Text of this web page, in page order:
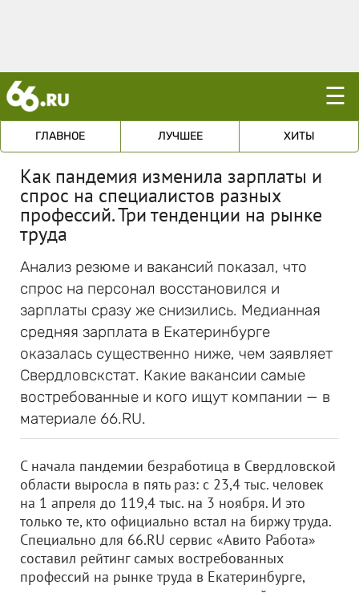
☰
ГЛАВНОЕ ЛУЧШЕЕ ХИТЫ
Как пандемия изменила зарплаты и
спрос на специалистов разных
профессий. Три тенденции на рынке
труда
Анализ резюме и вакансий показал, что
спрос на персонал восстановился и
зарплаты сразу же снизились. Медианная
средняя зарплата в Екатеринбурге
оказалась существенно ниже, чем заявляет
Свердловскстат. Какие вакансии самые
востребованные и кого ищут компании — в
материале 66.RU.
С начала пандемии безработица в Свердловской
области выросла в пять раз: с 23,4 тыс. человек
на 1 апреля до 119,4 тыс. на 3 ноября. И это
только те, кто официально встал на биржу труда.
Специально для 66.RU сервис «Авито Работа»
составил рейтинг самых востребованных
профессий на рынке труда в Екатеринбурге,